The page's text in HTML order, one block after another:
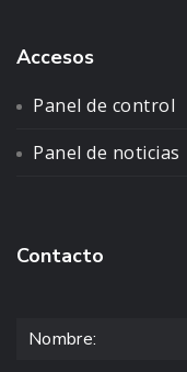
Accesos
Panel de control
Panel de noticias
Contacto